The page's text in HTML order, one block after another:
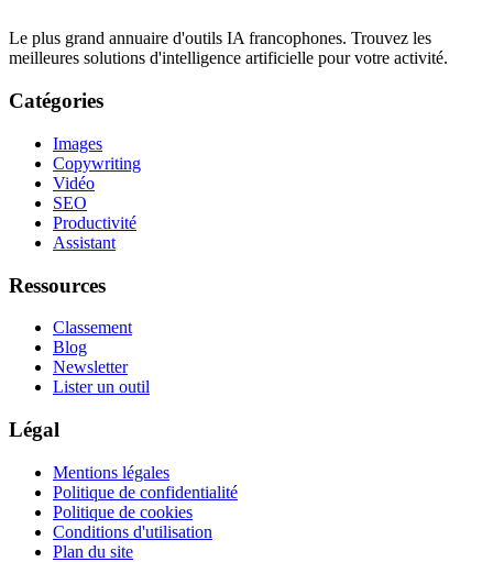
Le plus grand annuaire d'outils IA francophones. Trouvez les
meilleures solutions d'intelligence artificielle pour votre activité.
Catégories
Images
Copywriting
Vidéo
SEO
Productivité
Assistant
Ressources
Classement
Blog
Newsletter
Lister un outil
Légal
Mentions légales
Politique de confidentialité
Politique de cookies
Conditions d'utilisation
Plan du site